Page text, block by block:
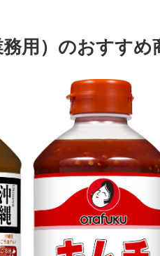
用）のおすすめ